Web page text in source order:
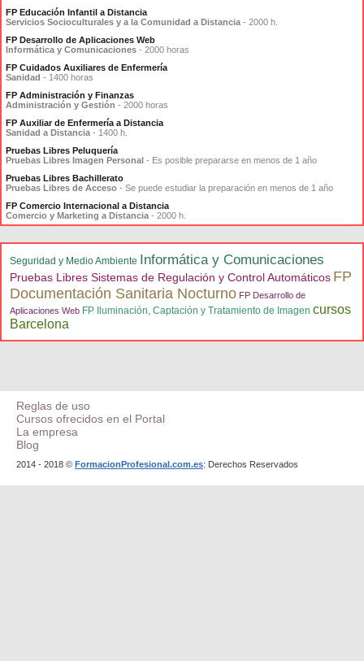
FP Educación Infantil a Distancia
Servicios Socioculturales y a la Comunidad a Distancia - 2000 h.
FP Desarrollo de Aplicaciones Web
Informática y Comunicaciones - 2000 horas
FP Cuidados Auxiliares de Enfermería
Sanidad - 1400 horas
FP Administración y Finanzas
Administración y Gestión - 2000 horas
FP Auxiliar de Enfermería a Distancia
Sanidad a Distancia - 1400 h.
Pruebas Libres Peluquería
Pruebas Libres Imagen Personal - Es posible prepararse en menos de 1 año
Pruebas Libres Bachillerato
Pruebas Libres de Acceso - Se puede estudiar la preparación en menos de 1 año
FP Comercio Internacional a Distancia
Comercio y Marketing a Distancia - 2000 h.
Seguridad y Medio Ambiente Informática y Comunicaciones
Pruebas Libres Sistemas de Regulación y Control Automáticos FP
Documentación Sanitaria Nocturno FP Desarrollo de
Aplicaciones Web FP Iluminación, Captación y Tratamiento de Imagen cursos
Barcelona
Reglas de uso
Cursos ofrecidos en el Portal
La empresa
Blog
2014 - 2018 © FormacionProfesional.com.es: Derechos Reservados